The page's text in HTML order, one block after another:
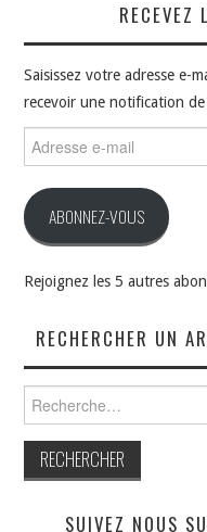
RECEVEZ
Saisissez votre adresse e-
recevoir une notification
Adresse
e-
ABONNEZ-VOUS
Rejoignez les 5 autres
RECHERCHER UN
Rechercher :
SUIVEZ NOUS